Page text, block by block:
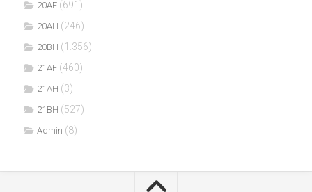
20AF (691)
20AH (246)
20BH (1.356)
21AF (460)
21AH (3)
21BH (527)
Admin (8)